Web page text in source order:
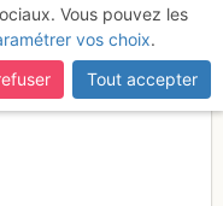
by-nc-nd)
Vous pouvez les
vos choix.
Tout accepter